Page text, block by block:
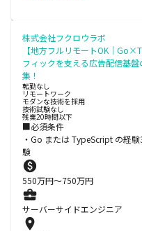
株式会社フクロウラボ
【地方フルリモートOK｜
フィックを支える広告配信基
集！
転勤なし
リモートワーク
モダンな技術を採用
技術試験なし
残業20時間以下
■必須条件
・Go または TypeScript の経
験
550万円〜750万円
サーバーサイドエンジニア